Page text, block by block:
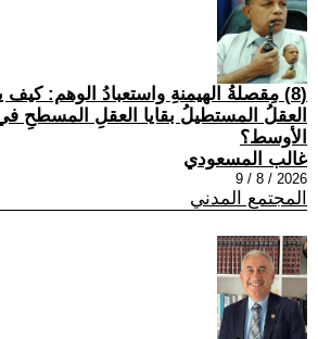
(8) مِقصلةُ الهيمنةِ واستعبادُ الوهم:
العقلُ المستطيلُ بقايا العقلِ المسطحِ
الأوسط؟
غالب المسعودي
2026 / 8 / 9
المجتمع المدني